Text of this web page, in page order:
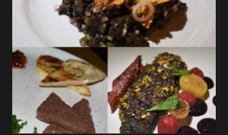
écosystèmes des Amériques. De là-haut, on a ainsi de très
belles vues d'ensemble sur les espaces, sur la cime des
arbres de la forêt tropicale humide (et les animaux qui s'y
cachent) mais aussi sur la voûte d'où arrive la lumière
naturelle. En bas, les 5 écosystèmes sont reliés par un
"espace de décompression entre le milieu urbain et cette
oasis de nature", un espace résolument contemporain et
tout blanc d'où on part à la découverte de chaque espace en
poussant une porte. Autre aj...